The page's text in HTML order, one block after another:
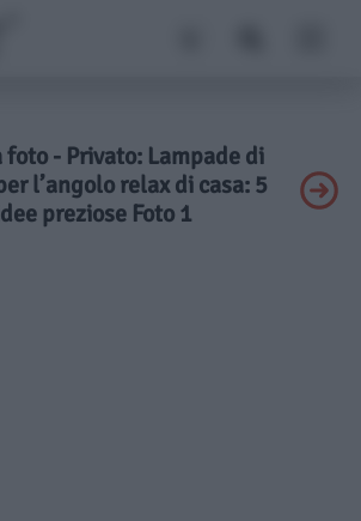
foto - Privato: Lampade di
l’angolo relax di casa: 5
preziose Foto 1